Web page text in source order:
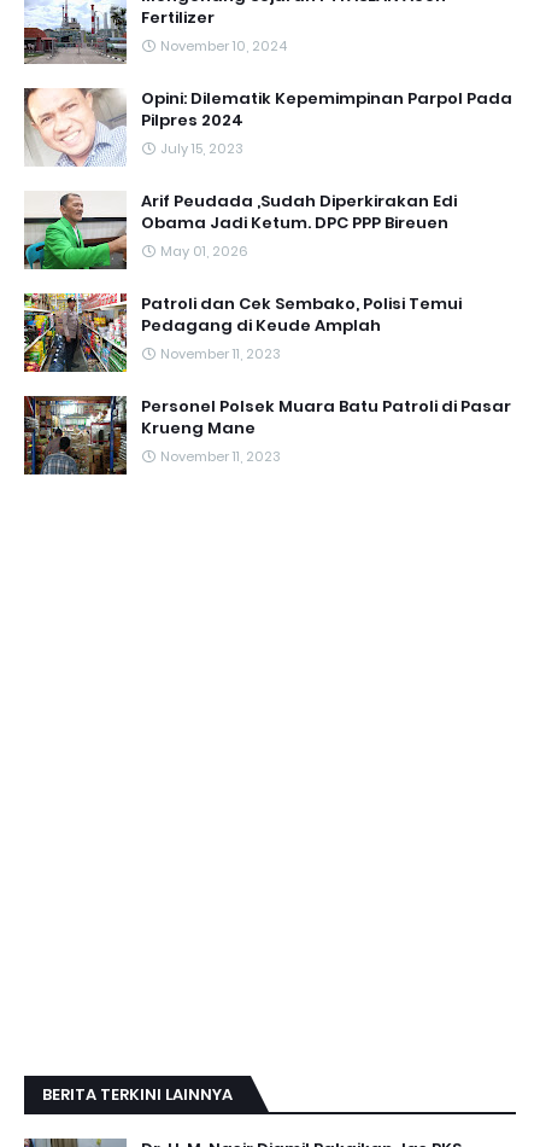
Fertilizer
November 10, 2024
Opini: Dilematik Kepemimpinan Parpol Pada
Pilpres 2024
July 15, 2023
Arif Peudada ,Sudah Diperkirakan Edi
Obama Jadi Ketum. DPC PPP Bireuen
May 01, 2026
Patroli dan Cek Sembako, Polisi Temui
Pedagang di Keude Amplah
November 11, 2023
Personel Polsek Muara Batu Patroli di Pasar
Krueng Mane
November 11, 2023
BERITA TERKINI LAINNYA